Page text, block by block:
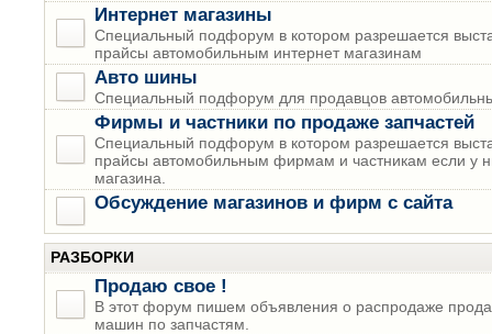
Интернет магазины
Специальный подфорум в котором разрешается
прайсы автомобильным интернет магазинам
Авто шины
Специальный подфорум для продавцов
Фирмы и частники по продаже запчастей
Специальный подфорум в котором разрешается
прайсы автомобильным фирмам и частникам если у
магазина.
Обсуждение магазинов и фирм с сайта
РАЗБОРКИ
Продаю свое !
В этот форум пишем объявления о распродаже
машин по запчастям.